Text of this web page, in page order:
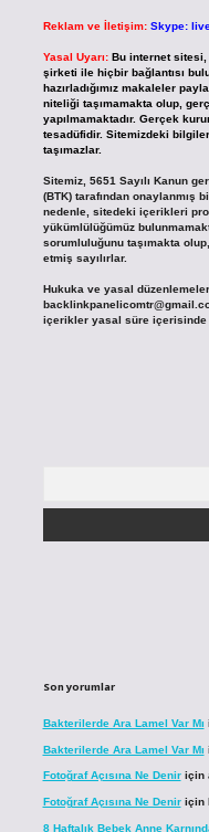
Reklam ve İletişim: Skype:
Yasal Uyarı: Bu internet
şirketi ile hiçbir bağlantısı
hazırladığımız makaleler
niteliği taşımamakta olup,
yapılmamaktadır. Gerçek
tesadüfidir. Sitemizdeki
taşımazlar.
Sitemiz, 5651 Sayılı Kanun
(BTK) tarafından onaylanmış
nedenle, sitedeki içerikleri
yükümlülüğümüz
sorumluluğunu taşımakta
etmiş sayılırlar.
Hukuka ve yasal
içerikler yasal süre içerisinde
Son yorumlar
Bakterilerde Ara Lamel Var Mı
Bakterilerde Ara Lamel Var Mı
Fotoğraf Açısına Ne Deniriçin
Fotoğraf Açısına Ne Deniriçin
8 Haftalık Bebek Anne